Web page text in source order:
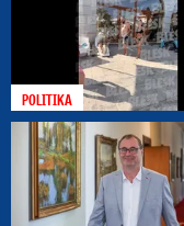
POLITIKA